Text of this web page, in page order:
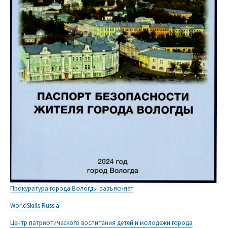
Прокуратура города Вологды разъясняет
WorldSkills Russia
Центр патриотического воспитания детей и молодежи города